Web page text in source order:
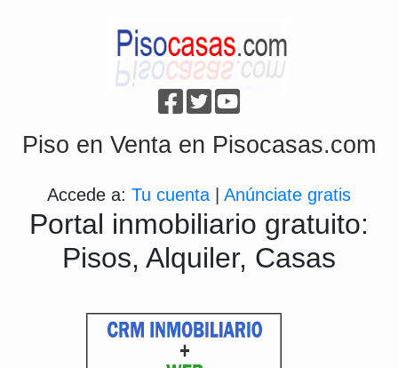
Piso en Venta en Pisocasas.com
Accede a: Tu cuenta Anúnciate gratis
Portal inmobiliario gratuito:
Pisos, Alquiler, Casas